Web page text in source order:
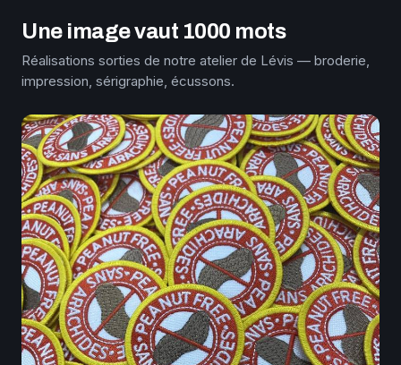
Une image vaut 1000 mots
Réalisations sorties de notre atelier de Lévis — broderie,
impression, sérigraphie, écussons.